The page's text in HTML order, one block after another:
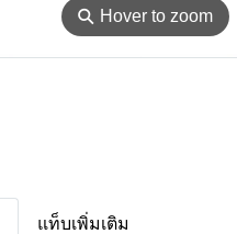
⚲ Hover to zoom
แท็บเพิ่มเติม